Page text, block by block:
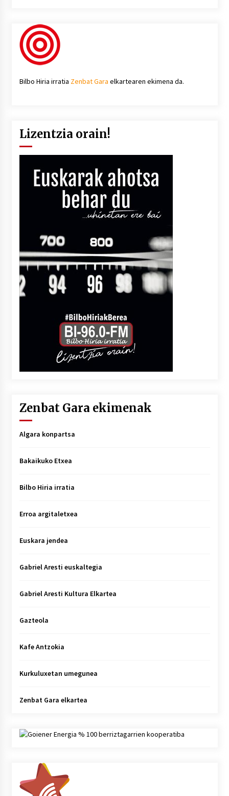
Bilbo Hiria irratia Zenbat Gara elkartearen ekimena da.
Lizentzia orain!
Zenbat Gara ekimenak
Algara konpartsa
Bakaikuko Etxea
Bilbo Hiria irratia
Erroa argitaletxea
Euskara jendea
Gabriel Aresti euskaltegia
Gabriel Aresti Kultura Elkartea
Gazteola
Kafe Antzokia
Kurkuluxetan umegunea
Zenbat Gara elkartea